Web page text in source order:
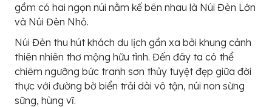
gồm có hai ngọn núi nằm kế bên nhau là Núi Đèn Lớn
và Núi Đèn Nhỏ.
Núi Đèn thu hút khách du lịch gần xa bởi khung cảnh
thiên nhiên thơ mộng hữu tình. Đến đây ta có thể
chiêm ngưỡng bức tranh sơn thủy tuyệt đẹp giữa đời
thực với đường bờ biển trải dài vô tận, núi non sừng
sững, hùng vĩ.